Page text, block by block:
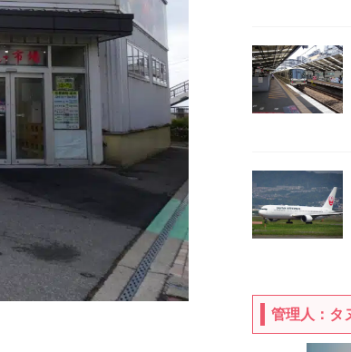
管理人：タ